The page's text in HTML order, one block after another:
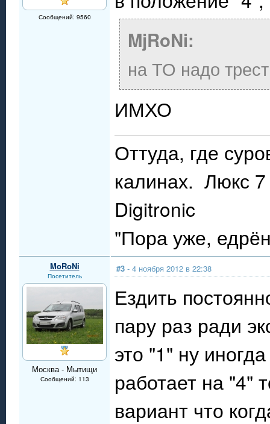
Сообщений: 9560
MjRoNi:
на ТО надо
ИМХО
Оттуда, где
калинах. Люкс
Digitronic
"Пора уже,
MoRoNi
Посетитель
Москва - Мытищи
Сообщений: 113
#3 - 4 ноября 2012 в 22:38
Ездить
пару раз ради
это "1" ну
работает на "4"
вариант что